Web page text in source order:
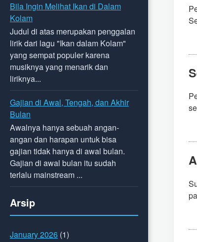
Bila Ingin Melihat Ikan di Dalam
Kolam
Judul di atas merupakan penggalan
lirik dari lagu "Ikan dalam Kolam"
yang sempat populer karena
musiknya yang menarik dan
liriknya...
Gajian di Awal, Tengah, dan Akhir
Bulan
Awalnya hanya sebuah angan-
angan dan harapan untuk bisa
gajian tidak hanya di awal bulan.
Gajian di awal bulan itu sudah
terlalu mainstream ...
Arsip
January 2026 (1)